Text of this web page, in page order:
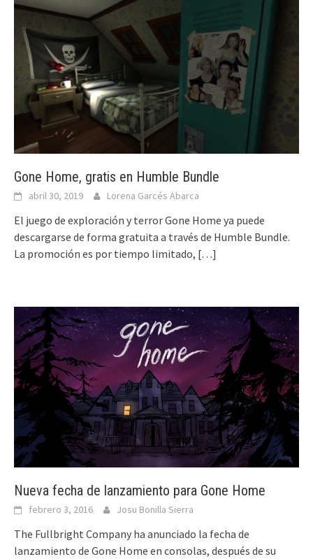
Gone Home, gratis en Humble Bundle
abril 30, 2019 Lorena Garcés Abarca
El juego de exploración y terror Gone Home ya puede
descargarse de forma gratuita a través de Humble Bundle.
La promoción es por tiempo limitado, […]
Nueva fecha de lanzamiento para Gone Home
febrero 3, 2016 Josu Bonilla Sierra
The Fullbright Company ha anunciado la fecha de
lanzamiento de Gone Home en consolas, después de su